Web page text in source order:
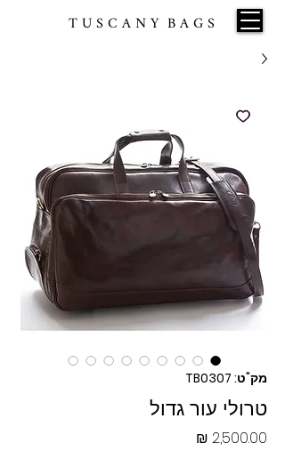
T U S C A N Y B A G S
מק"ט: TB0307
טרולי עור גדול